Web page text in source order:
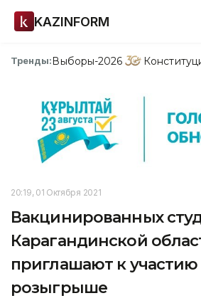
KAZINFORM
Тренды:Выборы-2026
20:19, 01 Октября 2021
Вакцинированных
Карагандинской
приглашают к участию
розыгрыше